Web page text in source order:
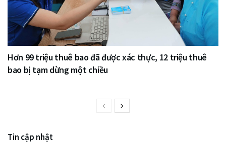
Hơn 99 triệu thuê bao đã được xác thực, 12 triệu thuê
bao bị tạm dừng một chiều
Tin cập nhật